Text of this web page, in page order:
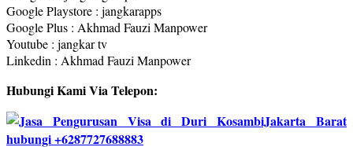
Google Playstore : jangkarapps
Google Plus : Akhmad Fauzi Manpower
Youtube : jangkar tv
Linkedin : Akhmad Fauzi Manpower
Hubungi Kami Via Telepon: